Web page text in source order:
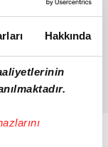
Hakkında